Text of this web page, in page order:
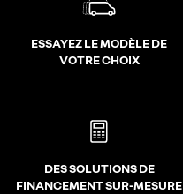
ESSAYEZ LE MODÈLE DE
VOTRE CHOIX
DES SOLUTIONS DE
FINANCEMENT SUR-MESURE